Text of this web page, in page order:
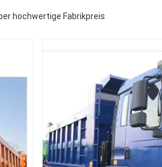
hochwertige Fabrikpreis